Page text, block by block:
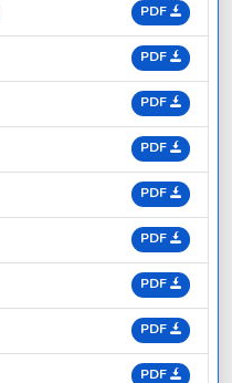
PDF
PDF
PDF
PDF
PDF
PDF
PDF
PDF
PDF